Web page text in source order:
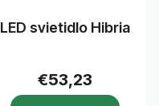
LED svietidlo Hibria
€53,23